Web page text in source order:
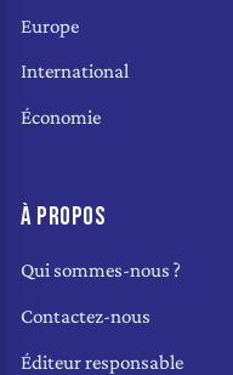
Europe
International
Économie
À PROPOS
Qui sommes-nous ?
Contactez-nous
Éditeur responsable